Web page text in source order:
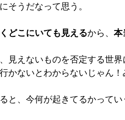
そうだなって思う。
どこにいても見えるから、 本
見えないものを否定する世
かないとわからないじゃん！
と、今何が起きてるかって